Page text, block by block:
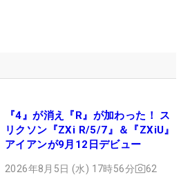
『4』が消え『R』が加わった！ ス
リクソン『ZXi R/5/7』＆『ZXiU』
アイアンが9月12日デビュー
2026年8月5日 (水) 17時56分 62